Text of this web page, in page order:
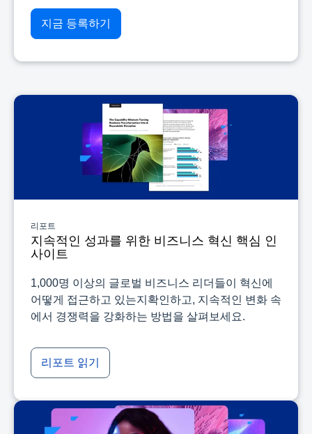
지금 등록하기
리포트
지속적인 성과를 위한 비즈니스 혁신 핵심 인
사이트
1,000명 이상의 글로벌 비즈니스 리더들이 혁신에
어떻게 접근하고 있는지확인하고, 지속적인 변화 속
에서 경쟁력을 강화하는 방법을 살펴보세요.
리포트 읽기